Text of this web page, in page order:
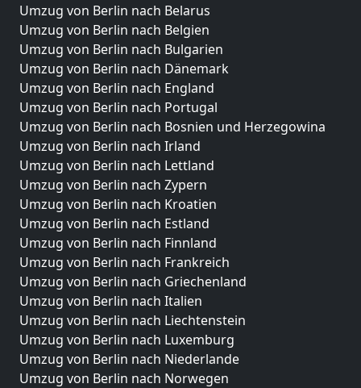
Umzug von Berlin nach Belarus
Umzug von Berlin nach Belgien
Umzug von Berlin nach Bulgarien
Umzug von Berlin nach Dänemark
Umzug von Berlin nach England
Umzug von Berlin nach Portugal
Umzug von Berlin nach Bosnien und Herzegowina
Umzug von Berlin nach Irland
Umzug von Berlin nach Lettland
Umzug von Berlin nach Zypern
Umzug von Berlin nach Kroatien
Umzug von Berlin nach Estland
Umzug von Berlin nach Finnland
Umzug von Berlin nach Frankreich
Umzug von Berlin nach Griechenland
Umzug von Berlin nach Italien
Umzug von Berlin nach Liechtenstein
Umzug von Berlin nach Luxemburg
Umzug von Berlin nach Niederlande
Umzug von Berlin nach Norwegen